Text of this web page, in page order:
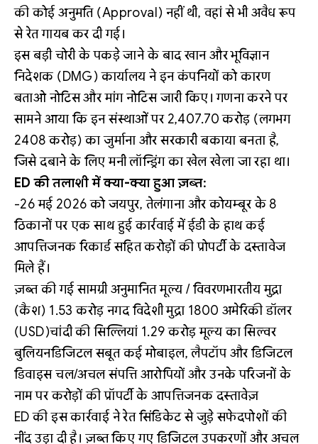
की कोई अनुमति (Approval) नहीं थी, वहां से भी अवैध रूप
से रेत गायब कर दी गई।
इस बड़ी चोरी के पकड़े जाने के बाद खान और भूविज्ञान
निदेशक (DMG) कार्यालय ने इन कंपनियों को कारण
बताओ नोटिस और मांग नोटिस जारी किए। गणना करने पर
सामने आया कि इन संस्थाओं पर 2,407.70 करोड़ (लगभग
2408 करोड़) का जुर्माना और सरकारी बकाया बनता है,
जिसे दबाने के लिए मनी लॉन्ड्रिंग का खेल खेला जा रहा था।
ED की तलाशी में क्या-क्या हुआ ज़ब्त:
-26 मई 2026 को जयपुर, तेलंगाना और कोयम्बूर के 8
ठिकानों पर एक साथ हुई कार्रवाई में ईडी के हाथ कई
आपत्तिजनक रिकार्ड सहित करोड़ों की प्रोपर्टी के दस्तावेज
मिले हैं।
ज़ब्त की गई सामग्री अनुमानित मूल्य / विवरणभारतीय मुद्रा
(कैश) 1.53 करोड़ नगद विदेशी मुद्रा 1800 अमेरिकी डॉलर
(USD)चांदी की सिल्लियां 1.29 करोड़ मूल्य का सिल्वर
बुलियनडिजिटल सबूत कई मोबाइल, लैपटॉप और डिजिटल
डिवाइस चल/अचल संपत्ति आरोपियों और उनके परिजनों के
नाम पर करोड़ों की प्रॉपर्टी के आपत्तिजनक दस्तावेज़
ED की इस कार्रवाई ने रेत सिंडिकेट से जुड़े सफेदपोशों की
नींद उड़ा दी है। ज़ब्त किए गए डिजिटल उपकरणों और अचल